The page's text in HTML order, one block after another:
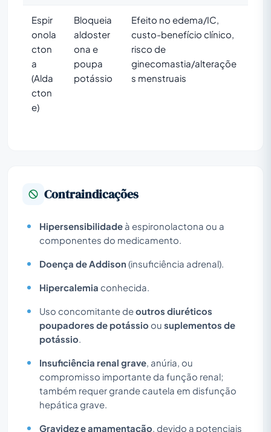
Espir
onola
cton
a
(Alda
cton
e)
Bloqueia
aldoster
ona e
poupa
potássio
Efeito no edema/IC,
custo-benefício clínico,
risco de
ginecomastia/alteraçõe
s menstruais
Contraindicações
Hipersensibilidade à espironolactona ou a
componentes do medicamento.
Doença de Addison (insuficiência adrenal).
Hipercalemia conhecida.
Uso concomitante deoutros diuréticos
poupadores de potássio ou suplementos de
potássio
Insuficiência renal grave , anúria, ou
compromisso importante da função renal;
também requer grande cautela em disfunção
hepática grave.
Gravidez e amamentação , devido a potenciais